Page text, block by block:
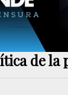
de la